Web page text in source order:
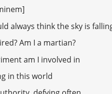
always think the sky is
Am I a martian?
am I involved in
in this world